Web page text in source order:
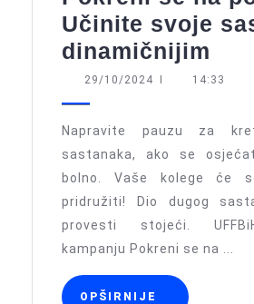
Učinite svoje
dinamičnijim
se
29/10/2024 29/10/2024
I 14:33
Napravite pauzu za
sastanaka, ako se
bolno. Vaše kolege će
pridružiti! Dio dugog
provesti stojeći.
kampanju Pokreni se na ...
OPŠIRNIJE OPŠIRNIJE